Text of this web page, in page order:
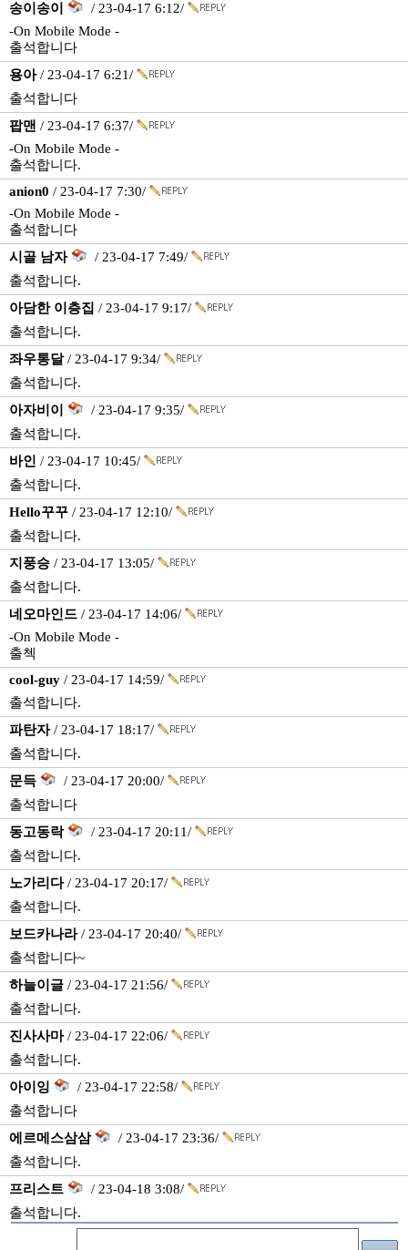
송이송이
/ 23-04-17 6:12/
-On Mobile Mode -
출석합니다
용아/ 23-04-17 6:21/
출석합니다
팝맨 / 23-04-17 6:37/
-On Mobile Mode -
출석합니다.
anion0 / 23-04-17 7:30/
-On Mobile Mode -
출석합니다
시골 남자
/ 23-04-17 7:49/
출석합니다.
아담한 이층집 / 23-04-17 9:17/
출석합니다.
좌우통달/ 23-04-17 9:34/
출석합니다.
아자비이
/ 23-04-17 9:35/
출석합니다.
바인 / 23-04-17 10:45/
출석합니다.
Hello꾸꾸 / 23-04-17 12:10/
출석합니다.
지풍승 / 23-04-17 13:05/
출석합니다.
네오마인드 / 23-04-17 14:06/
-On Mobile Mode -
출첵
cool-guy / 23-04-17 14:59/
출석합니다.
파탄자/ 23-04-17 18:17/
출석합니다.
문득
/ 23-04-17 20:00/
출석합니다
동고동락
/ 23-04-17 20:11/
출석합니다.
노가리다/ 23-04-17 20:17/
출석합니다.
보드카나라/ 23-04-17 20:40/
출석합니다~
하늘이글 / 23-04-17 21:56/
출석합니다.
진사사마/ 23-04-17 22:06/
출석합니다.
아이잉
/ 23-04-17 22:58/
출석합니다
에르메스삼삼
/ 23-04-17 23:36/
출석합니다.
프리스트
/ 23-04-18 3:08/
출석합니다.